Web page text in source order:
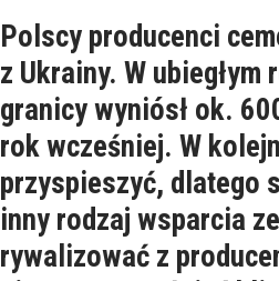
Polscy producenci
z Ukrainy. W
granicy wyniósł ok.
rok wcześniej. W
przyspieszyć, dlatego
inny rodzaj wsparcia
rywalizować z